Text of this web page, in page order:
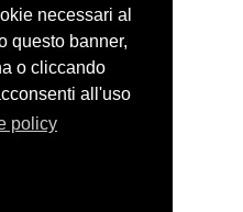
necessari al
questo banner,
o cliccando
all'uso
policy
2016 - 2026
web_sign